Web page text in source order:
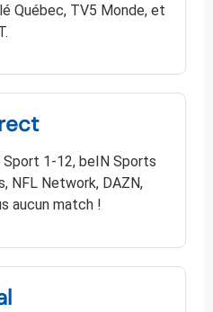
Québec, TV5 Monde, et
Sport 1-12, beIN Sports
NFL Network, DAZN,
aucun match !